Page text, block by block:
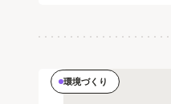
環境づくり